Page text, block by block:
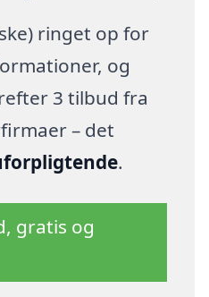
ringet op for
og
3 tilbud fra
– det
.
gratis og